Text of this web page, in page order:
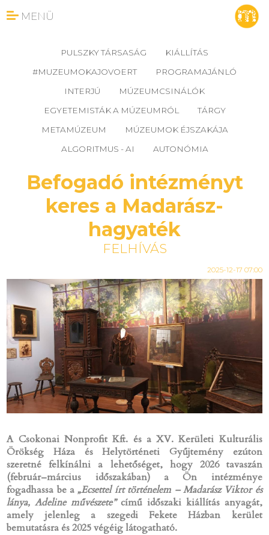
MENÜ
PULSZKY TÁRSASÁG
KIÁLLÍTÁS
#MUZEUMOKAJOVOERT
PROGRAMAJÁNLÓ
INTERJÚ
MÚZEUMCSINÁLÓK
EGYETEMISTÁK A MÚZEUMRÓL
TÁRGY
METAMÚZEUM
MÚZEUMOK ÉJSZAKÁJA
ALGORITMUS - AI
AUTONÓMIA
Befogadó intézményt
keres a Madarász-
hagyaték
FELHÍVÁS
2025-12-17 07:00
A Csokonai Nonprofit Kft. és a XV. Kerületi Kulturális
Örökség Háza és Helytörténeti Gyűjtemény ezúton
szeretné felkínálni a lehetőséget, hogy 2026 tavaszán
(február–március időszakában) a Ön intézménye
fogadhassa be a„Ecsettel írt történelem – Madarász Viktor és
lánya, Adeline művészete”című időszaki kiállítás anyagát,
amely jelenleg a szegedi Fekete Házban kerület
bemutatásra és 2025 végéig látogatható.